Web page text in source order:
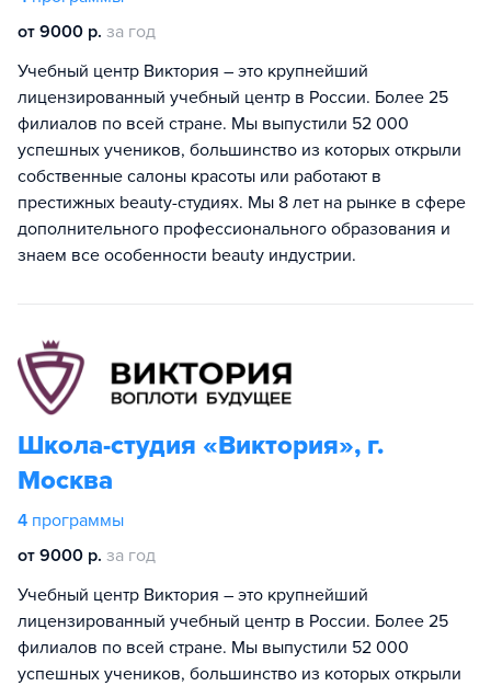
от 9000 р. за год
Учебный центр Виктория – это крупнейший
лицензированный учебный центр в России. Более 25
филиалов по всей стране. Мы выпустили 52 000
успешных учеников, большинство из которых открыли
собственные салоны красоты или работают в
престижных beauty-студиях. Мы 8 лет на рынке в сфере
дополнительного профессионального образования и
знаем все особенности beauty индустрии.
Школа-студия «Виктория», г.
Москва
4 программы
от 9000 р. за год
Учебный центр Виктория – это крупнейший
лицензированный учебный центр в России. Более 25
филиалов по всей стране. Мы выпустили 52 000
успешных учеников, большинство из которых открыли